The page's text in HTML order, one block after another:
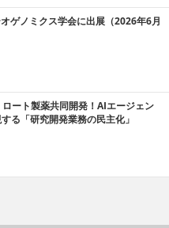
ゲノミクス学会に出展（2026年6月
ロート製薬共同開発！AIエージェン
る「研究開発業務の民主化」